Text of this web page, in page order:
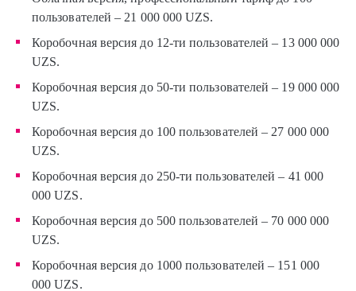
пользователей – 21 000 000 UZS.
Коробочная версия до 12-ти пользователей – 13 000 000
UZS.
Коробочная версия до 50-ти пользователей – 19 000 000
UZS.
Коробочная версия до 100 пользователей – 27 000 000
UZS.
Коробочная версия до 250-ти пользователей – 41 000
000 UZS.
Коробочная версия до 500 пользователей – 70 000 000
UZS.
Коробочная версия до 1000 пользователей – 151 000
000 UZS.